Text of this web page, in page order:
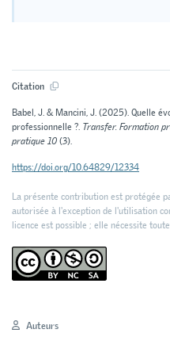
Citation
Babel, J. & Mancini, J. (2025). Quelle
professionnelle ?. Transfer. Formation
pratique 10(3).
https://doi.org/10.64829/12334
La présente contribution est protégée
autorisée à l'exception de l'utilisation
licence est possible ; elle nécessite
Auteurs